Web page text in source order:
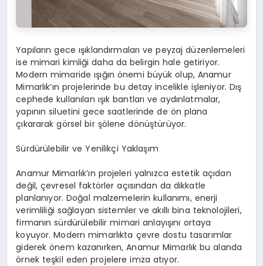
Yapıların gece ışıklandırmaları ve peyzaj düzenlemeleri
ise mimari kimliği daha da belirgin hale getiriyor.
Modern mimaride ışığın önemi büyük olup, Anamur
Mimarlık’ın projelerinde bu detay incelikle işleniyor. Dış
cephede kullanılan ışık bantları ve aydınlatmalar,
yapının siluetini gece saatlerinde de ön plana
çıkararak görsel bir şölene dönüştürüyor.
Sürdürülebilir ve Yenilikçi Yaklaşım
Anamur Mimarlık’ın projeleri yalnızca estetik açıdan
değil, çevresel faktörler açısından da dikkatle
planlanıyor. Doğal malzemelerin kullanımı, enerji
verimliliği sağlayan sistemler ve akıllı bina teknolojileri,
firmanın sürdürülebilir mimari anlayışını ortaya
koyuyor. Modern mimarlıkta çevre dostu tasarımlar
giderek önem kazanırken, Anamur Mimarlık bu alanda
örnek teşkil eden projelere imza atıyor.